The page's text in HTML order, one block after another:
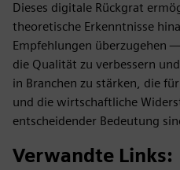
Dieses digitale Rückgrat
theoretische Erkenntnisse
Empfehlungen überzugehen
die Qualität zu verbessern
in Branchen zu stärken, die
und die wirtschaftliche
entscheidender Bedeutung
Verwandte Links: